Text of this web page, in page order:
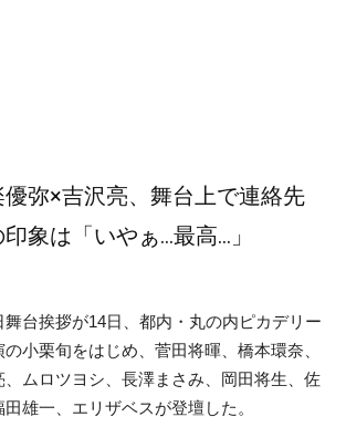
優弥×吉沢亮、舞台上で連絡先
象は「いやぁ…最高…」
舞台挨拶が14日、都内・丸の内ピカデリー
小栗旬をはじめ、菅田将暉、橋本環奈、
ムロツヨシ、長澤まさみ、岡田将生、佐
雄一、エリザベスが登壇した。